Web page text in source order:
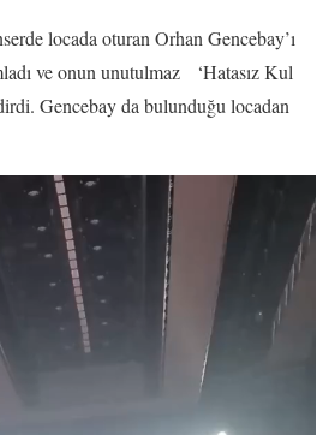
locada oturan Orhan Gencebay’ı
ve onun unutulmaz ‘Hatasız Kul
Gencebay da bulunduğu locadan